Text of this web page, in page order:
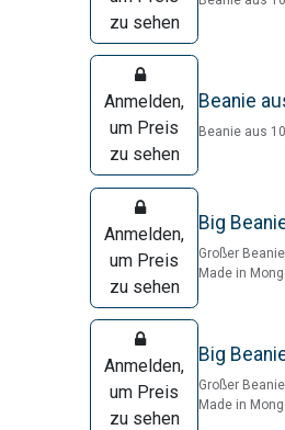
zu sehen
Anmelden,
um Preis
zu sehen
Beanie
Beanie aus
Anmelden,
um Preis
zu sehen
Big
Großer
Made in
Anmelden,
um Preis
zu sehen
Big
Großer
Made in